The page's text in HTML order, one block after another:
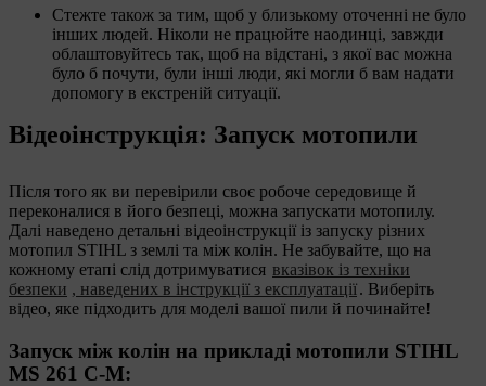
Стежте також за тим, щоб у близькому оточенні не було
інших людей. Ніколи не працюйте наодинці, завжди
облаштовуйтесь так, щоб на відстані, з якої вас можна
було б почути, були інші люди, які могли б вам надати
допомогу в екстреній ситуації.
Відеоінструкція: Запуск мотопили
Після того як ви перевірили своє робоче середовище й
переконалися в його безпеці, можна запускати мотопилу.
Далі наведено детальні відеоінструкції із запуску різних
мотопил STIHL з землі та між колін. Не забувайте, що на
кожному етапі слід дотримуватися вказівок із техніки
безпеки , наведених в інструкції з експлуатації. Виберіть
відео, яке підходить для моделі вашої пили й починайте!
Запуск між колін на прикладі мотопили STIHL
MS 261 C-M: